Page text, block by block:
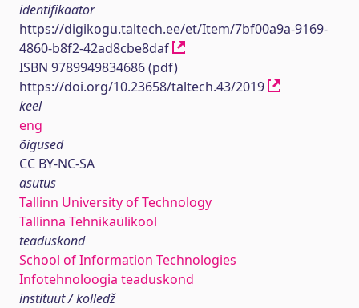
identifikaator
https://digikogu.taltech.ee/et/Item/7bf00a9a-9169-
4860-b8f2-42ad8cbe8daf
ISBN 9789949834686 (pdf)
https://doi.org/10.23658/taltech.43/2019
keel
eng
õigused
CC BY-NC-SA
asutus
Tallinn University of Technology
Tallinna Tehnikaülikool
teaduskond
School of Information Technologies
Infotehnoloogia teaduskond
instituut / kolledž